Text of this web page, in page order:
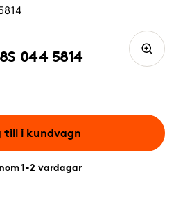
044 5814
till i kundvagn
1-2 vardagar